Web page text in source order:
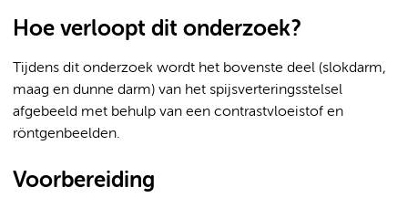
Hoe verloopt dit onderzoek?
Tijdens dit onderzoek wordt het bovenste deel (slokdarm,
maag en dunne darm) van het spijsverteringsstelsel
afgebeeld met behulp van een contrastvloeistof en
röntgenbeelden.
Voorbereiding